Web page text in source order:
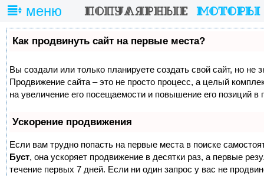
меню
Как продвинуть сайт на первые места?
Вы создали или только планируете создать свой сайт, но не
Продвижение сайта – это не просто процесс, а целый
на увеличение его посещаемости и повышение его позиций в
Ускорение продвижения
Если вам трудно попасть на первые места в поиске
Буст, она ускоряет продвижение в десятки раз, а первые
течение первых 7 дней. Если ни один запрос у вас не